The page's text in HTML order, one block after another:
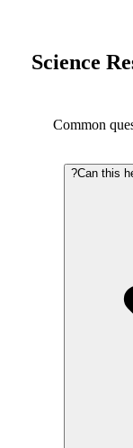
Science
Common
Can this